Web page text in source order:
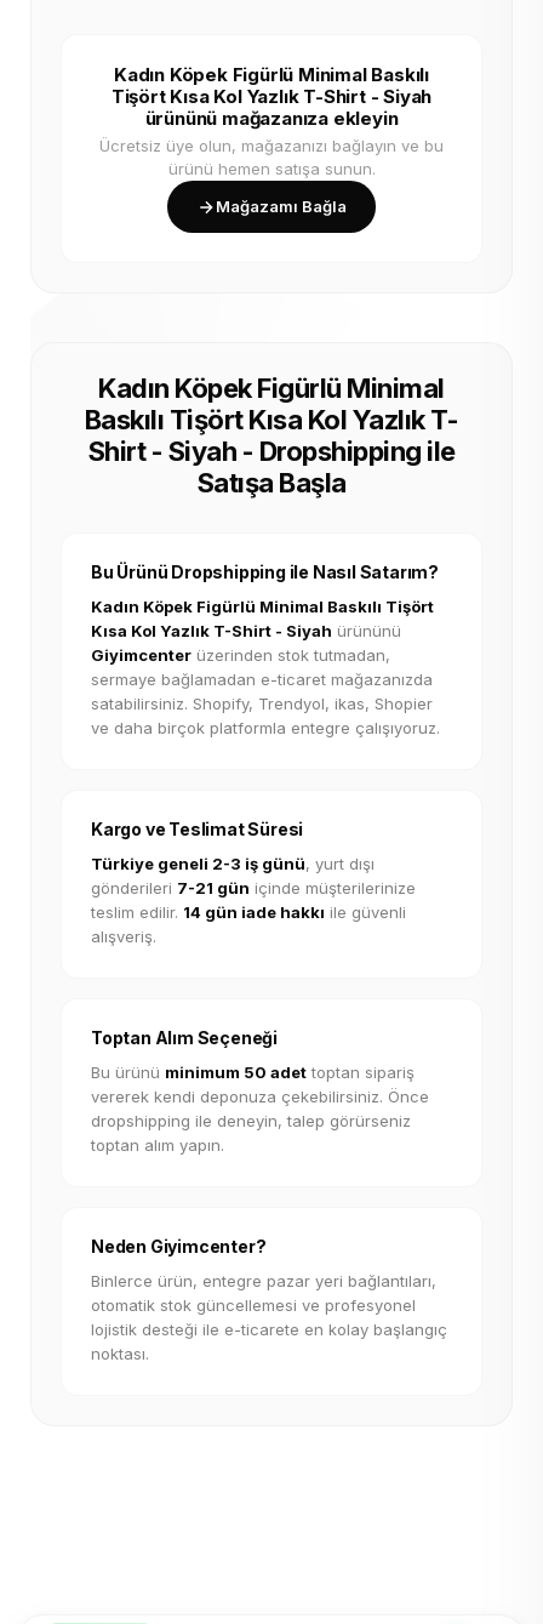
Kadın Köpek Figürlü Minimal Baskılı
Tişört Kısa Kol Yazlık T-Shirt - Siyah
ürününü mağazanıza ekleyin
Ücretsiz üye olun, mağazanızı bağlayın ve bu
ürünü hemen satışa sunun.
Mağazamı Bağla
Kadın Köpek Figürlü Minimal
Baskılı Tişört Kısa Kol Yazlık T-
Shirt - Siyah - Dropshipping ile
Satışa Başla
Bu Ürünü Dropshipping ile Nasıl Satarım?
Kadın Köpek Figürlü Minimal Baskılı Tişört
Kısa Kol Yazlık T-Shirt - Siyah ürününü
Giyimcenter üzerinden stok tutmadan,
sermaye bağlamadan e-ticaret mağazanızda
satabilirsiniz. Shopify, Trendyol, ikas, Shopier
ve daha birçok platformla entegre çalışıyoruz.
Kargo ve Teslimat Süresi
Türkiye geneli 2-3 iş günü, yurt dışı
gönderileri 7-21 gün içinde müşterilerinize
teslim edilir. 14 gün iade hakkı ile güvenli
alışveriş.
Toptan Alım Seçeneği
Bu ürünü minimum 50 adettoptan sipariş
vererek kendi deponuza çekebilirsiniz. Önce
dropshipping ile deneyin, talep görürseniz
toptan alım yapın.
Neden Giyimcenter?
Binlerce ürün, entegre pazar yeri bağlantıları,
otomatik stok güncellemesi ve profesyonel
lojistik desteği ile e-ticarete en kolay başlangıç
noktası.